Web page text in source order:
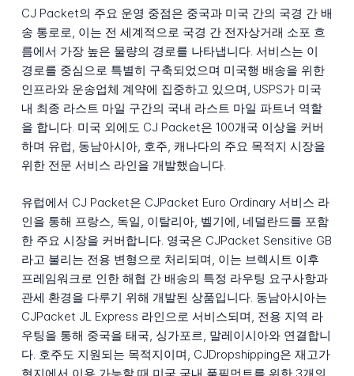
CJ Packet의 주요 운영 중점은 중국과 미국 간의 국경 간 배
송 통로로, 이는 전 세계적으로 국경 간 전자상거래 소포 흐
름에서 가장 높은 물량의 경로를 나타냅니다. 서비스는 이
경로를 중심으로 특별히 구축되었으며 미국행 배송을 위한
인프라와 운송업체 계약에 집중하고 있으며, USPS가 미국
내 최종 라스트 마일 구간의 국내 라스트 마일 파트너 역할
을 합니다. 미국 외에도 CJ Packet은 100개국 이상을 커버
하며 유럽, 동남아시아, 호주, 캐나다의 주요 목적지 시장을
위한 전문 서비스 라인을 개발했습니다.
유럽에서 CJ Packet은 CJPacket Euro Ordinary 서비스 라
인을 통해 프랑스, 독일, 이탈리아, 벨기에, 네덜란드를 포함
한 주요 시장을 커버합니다. 영국은 CJPacket Sensitive GB
라고 불리는 전용 변형으로 처리되며, 이는 브렉시트 이후
프레임워크로 인한 해협 간 배송의 특정 라우팅 요구사항과
관세 환경을 다루기 위해 개발된 상품입니다. 동남아시아는
CJPacket JL Express 라인으로 서비스되며, 전용 지역 라
우팅을 통해 중국을 태국, 싱가포르, 말레이시아와 연결합니
다. 호주도 지원되는 목적지이며, CJDropshipping은 재고가